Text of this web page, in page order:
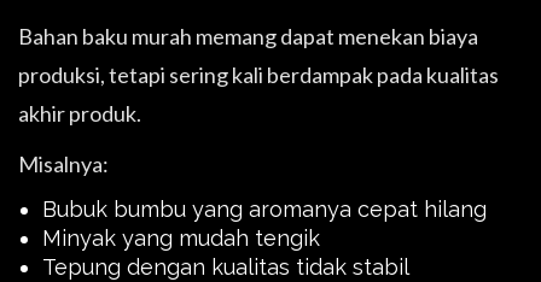
Bahan baku murah memang dapat menekan biaya
produksi, tetapi sering kali berdampak pada kualitas
akhir produk.
Misalnya:
Bubuk bumbu yang aromanya cepat hilang
Minyak yang mudah tengik
Tepung dengan kualitas tidak stabil